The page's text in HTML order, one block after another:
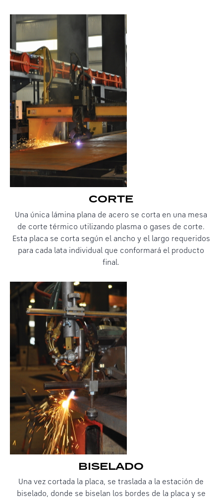
CORTE
Una única lámina plana de acero se corta en una mesa
de corte térmico utilizando plasma o gases de corte.
Esta placa se corta según el ancho y el largo requeridos
para cada lata individual que conformará el producto
final.
BISELADO
Una vez cortada la placa, se traslada a la estación de
biselado, donde se biselan los bordes de la placa y se